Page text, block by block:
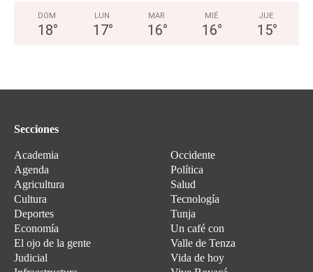
DOM
18°
LUN
17°
MAR
16°
MIÉ
16°
JUE
15°
Secciones
Academia
Agenda
Agricultura
Cultura
Deportes
Economía
El ojo de la gente
Judicial
Occidente
Política
Salud
Tecnología
Tunja
Un café con
Valle de Tenza
Vida de hoy